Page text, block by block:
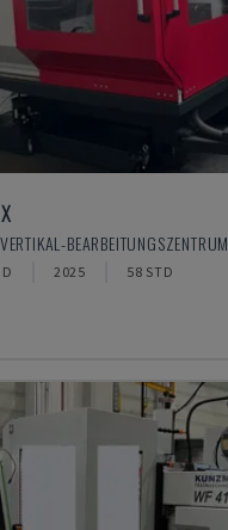
BEARBEITUNGSZENTRUM
2025 58 STD